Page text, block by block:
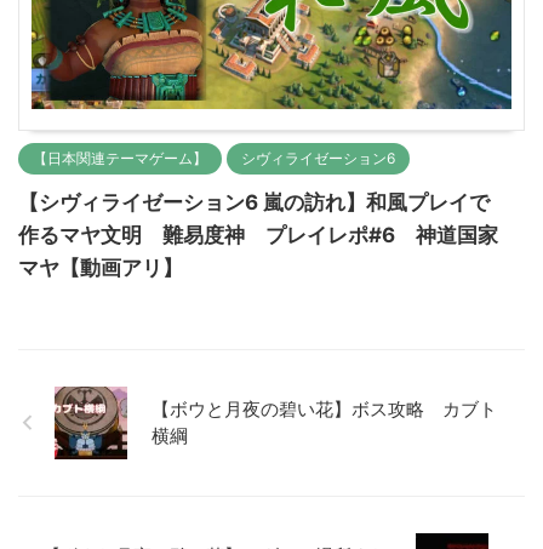
【日本関連テーマゲーム】 シヴィライゼーション6
【シヴィライゼーション6 嵐の訪れ】和風プレイで
作るマヤ文明 難易度神 プレイレポ#6 神道国家
マヤ【動画アリ】
【ボウと月夜の碧い花】ボス攻略 カブト
横綱